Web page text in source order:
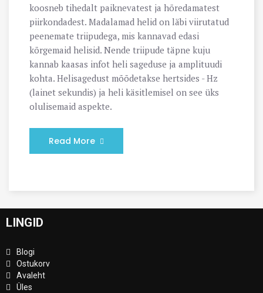
koosneb tihedalt paiknevatest ja hõredamatest
piirkondadest. Madalamad helid on läbi viirutatud
peenemate triipudega, mis kannavad edasi
kõrgemaid helisid. Nende triipude täpne kuju
kannab kaasas infot heli sageduse ja amplituudi
kohta. Helisagedust mõõdetakse hertsides - Hz
(lainet sekundis) ja heli käsitlemisel on see üks
olulisemaid aspekte.
Read More
LINGID
Blogi
Ostukorv
Avaleht
Üles